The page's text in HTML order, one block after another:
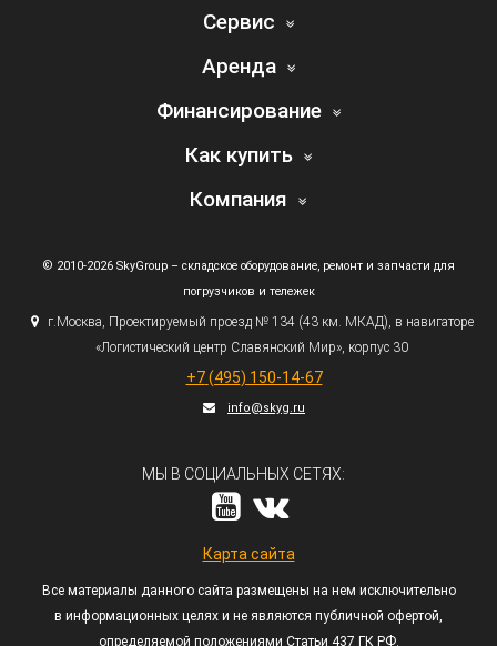
Сервис
Аренда
Финансирование
Как купить
Компания
© 2010-2026 SkyGroup – складское оборудование, ремонт и запчасти для
погрузчиков и тележек
г.Москва, Проектируемый проезд № 134 (43км. МКАД), в навигаторе
«Логистический центр Славянский Мир», корпус 30
+7 (495) 150-14-67
info@skyg.ru
МЫ В СОЦИАЛЬНЫХ СЕТЯХ:
Карта сайта
Все материалы данного сайта размещены на нем исключительно
в информационных целях и не являются публичной офертой,
определяемой положениями Статьи 437 ГК РФ.